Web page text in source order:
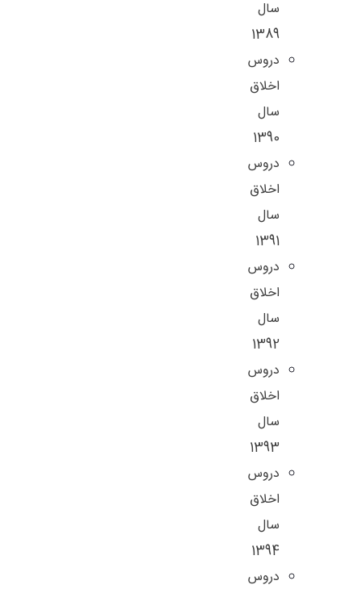
سال
1389
دروس
اخلاق
سال
1390
دروس
اخلاق
سال
1391
دروس
اخلاق
سال
1392
دروس
اخلاق
سال
1393
دروس
اخلاق
سال
1394
دروس